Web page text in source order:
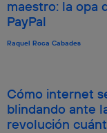
maestro: la opa
PayPal
Raquel Roca Cabades
Cómo internet
blindando ante
revolución